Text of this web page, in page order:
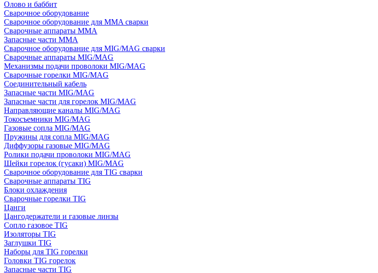
Олово и баббит
Сварочное оборудование
Сварочное оборудование для MMA сварки
Сварочные аппараты MMA
Запасные части MMA
Сварочное оборудование для MIG/MAG сварки
Сварочные аппараты MIG/MAG
Механизмы подачи проволоки MIG/MAG
Сварочные горелки MIG/MAG
Соединительный кабель
Запасные части MIG/MAG
Запасные части для горелок MIG/MAG
Направляющие каналы MIG/MAG
Токосъемники MIG/MAG
Газовые сопла MIG/MAG
Пружины для сопла MIG/MAG
Диффузоры газовые MIG/MAG
Ролики подачи проволоки MIG/MAG
Шейки горелок (гусаки) MIG/MAG
Сварочное оборудование для TIG сварки
Сварочные аппараты TIG
Блоки охлаждения
Сварочные горелки TIG
Цанги
Цангодержатели и газовые линзы
Сопло газовое TIG
Изоляторы TIG
Заглушки TIG
Наборы для TIG горелки
Головки TIG горелок
Запасные части TIG